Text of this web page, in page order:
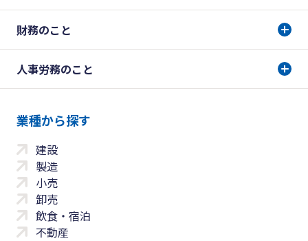
財務のこと
人事労務のこと
業種から探す
建設
製造
小売
卸売
飲食・宿泊
不動産